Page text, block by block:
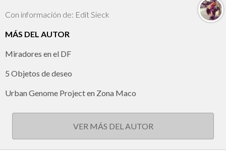
Con información de: Edit Sieck
MÁS DEL AUTOR
Miradores en el DF
5 Objetos de deseo
Urban Genome Project en Zona Maco
VER MÁS DEL AUTOR